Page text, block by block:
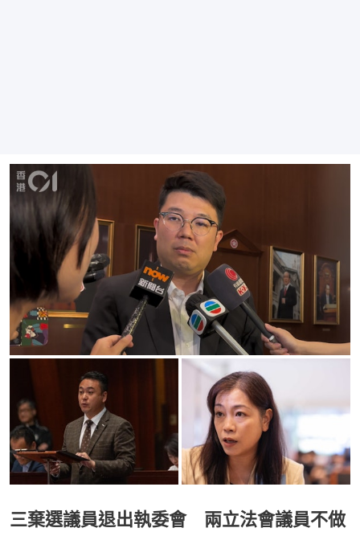
三棄選議員退出執委會 兩立法會議員不做